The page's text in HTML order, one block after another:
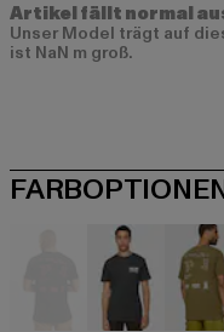
Artikel fällt normal
Unser Model trägt auf
ist NaN m groß.